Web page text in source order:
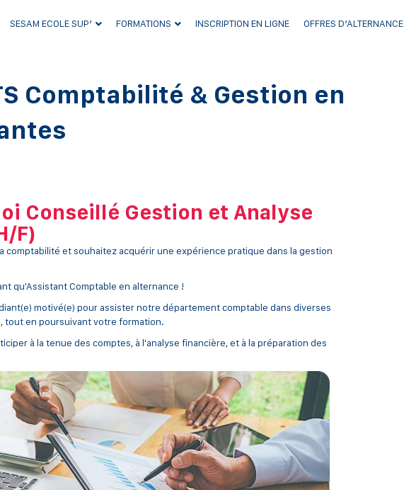
SESAM ECOLE SUP’ FORMATIONS INSCRIPTION EN LIGNE OFFRES D’ALTERNANCE
Comptabilité & Gestion en
Conseillé Gestion et Analyse
F)
comptabilité et souhaitez acquérir une expérience pratique dans la gestion
qu'Assistant Comptable en alternance !
motivé(e) pour assister notre département comptable dans diverses
tout en poursuivant votre formation.
à la tenue des comptes, à l'analyse financière, et à la préparation des